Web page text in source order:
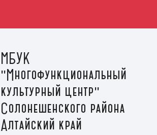
МБУК
"Многофункциональный
культурный центр"
Солонешенского района
Алтайский край